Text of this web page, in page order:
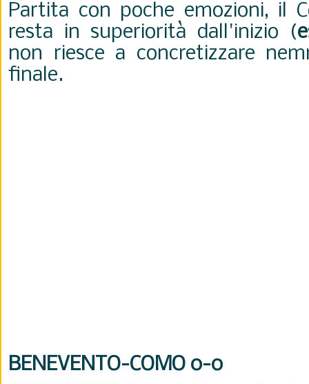
Partita con poche emozioni, il
resta in superiorità dall'inizio (
non riesce a concretizzare
finale.
BENEVENTO-COMO 0-0